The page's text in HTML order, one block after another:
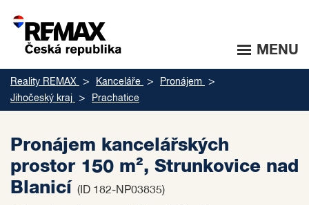
MENU
Reality REMAX Kanceláře
Pronájem
Jihočeský kraj
Prachatice
Pronájem kancelářských
prostor 150 m², Strunkovice nad
Blanicí (ID 182-NP03835)